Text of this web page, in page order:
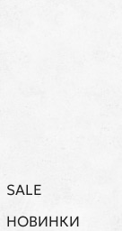
SALE
НОВИНКИ